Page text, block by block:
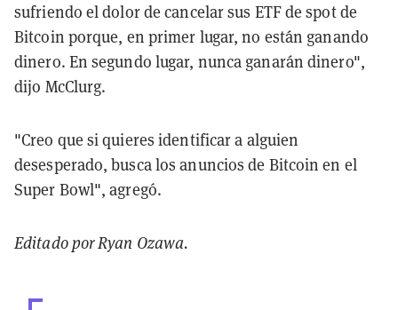
sufriendo el dolor de cancelar sus ETF de spot de
Bitcoin porque, en primer lugar, no están ganando
dinero. En segundo lugar, nunca ganarán dinero",
dijo McClurg.
"Creo que si quieres identificar a alguien
desesperado, busca los anuncios de Bitcoin en el
Super Bowl", agregó.
Editado por Ryan Ozawa.